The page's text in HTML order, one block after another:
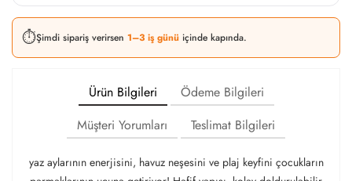
⏱️Şimdi sipariş verirsen 1–3 iş günü içinde kapında.
Ürün Bilgileri
Ödeme Bilgileri
Müşteri Yorumları
Teslimat Bilgileri
yaz aylarının enerjisini, havuz neşesini ve plaj keyfini çocukların